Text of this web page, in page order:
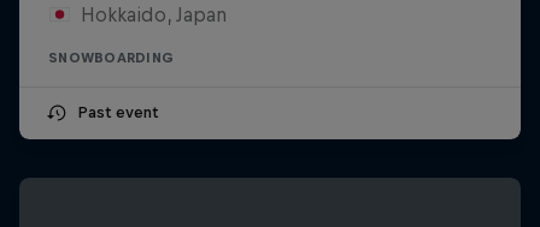
Hokkaido, Japan
SNOWBOARDING
Past event